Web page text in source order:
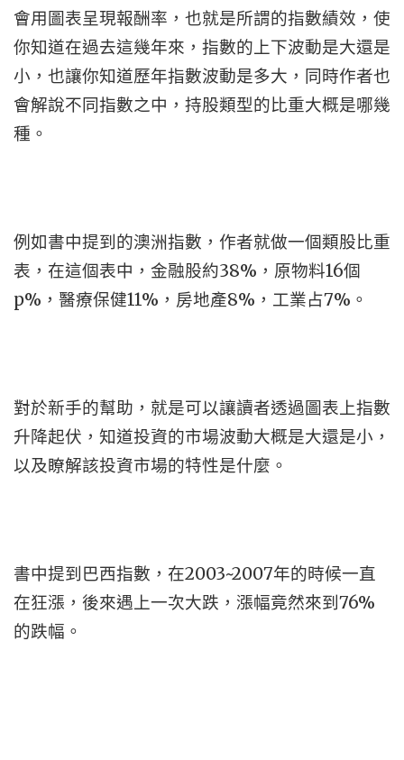
會用圖表呈現報酬率，也就是所謂的指數績效，使
你知道在過去這幾年來，指數的上下波動是大還是
小，也讓你知道歷年指數波動是多大，同時作者也
會解說不同指數之中，持股類型的比重大概是哪幾
種。
例如書中提到的澳洲指數，作者就做一個類股比重
表，在這個表中，金融股約38%，原物料16個
p%，醫療保健11%，房地產8%，工業占7%。
對於新手的幫助，就是可以讓讀者透過圖表上指數
升降起伏，知道投資的市場波動大概是大還是小，
以及瞭解該投資市場的特性是什麼。
書中提到巴西指數，在2003~2007年的時候一直
在狂漲，後來遇上一次大跌，漲幅竟然來到76%
的跌幅。